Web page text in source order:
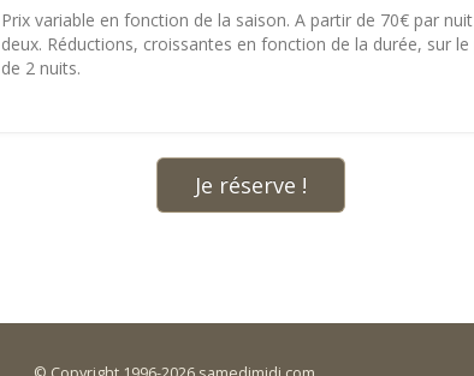
Prix variable en fonction de la saison. A partir de 70€ par
deux. Réductions, croissantes en fonction de la durée, sur
de 2 nuits.
Je réserve !